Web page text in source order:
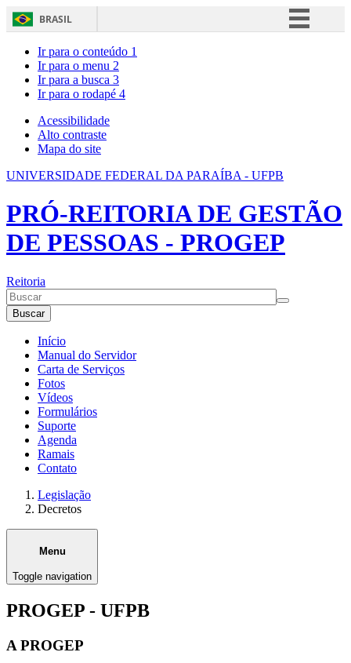
BRASIL
Canais
Ir para o conteúdo 1
Ir para o menu 2
Ir para a busca 3
Ir para o rodapé 4
Acessibilidade
Alto contraste
Mapa do site
UNIVERSIDADE FEDERAL DA PARAÍBA - UFPB
PRÓ-REITORIA DE GESTÃO
DE PESSOAS - PROGEP
Reitoria
Buscar
Início
Manual do Servidor
Carta de Serviços
Fotos
Vídeos
Formulários
Suporte
Agenda
Ramais
Contato
Legislação
Decretos
Menu
Toggle navigation
PROGEP - UFPB
A PROGEP